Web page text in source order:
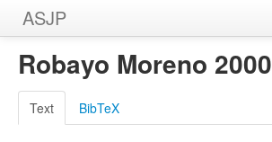
ASJP
Home
Wordlists
Meanings
Robayo Moreno 2000
Text BibTeX